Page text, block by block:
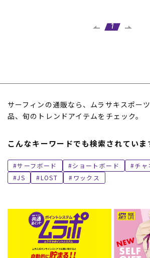
1
サーフィンの通販なら、ムラサキスポー
品、旬のトレンドアイテムをチェック。
こんなキーワードでも検索されていま
サーフボード ショートボード
チャ
JS
LOST ワックス